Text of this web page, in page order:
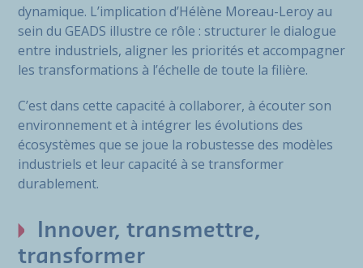
dynamique. L’implication d’Hélène Moreau-Leroy au
sein du GEADS illustre ce rôle : structurer le dialogue
entre industriels, aligner les priorités et accompagner
les transformations à l’échelle de toute la filière.
C’est dans cette capacité à collaborer, à écouter son
environnement et à intégrer les évolutions des
écosystèmes que se joue la robustesse des modèles
industriels et leur capacité à se transformer
durablement.
Innover, transmettre,
transformer